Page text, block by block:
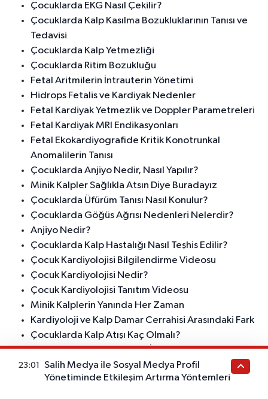
Çocuklarda EKG Nasıl Çekilir?
Çocuklarda Kalp Kasılma Bozukluklarının Tanısı ve
Tedavisi
Çocuklarda Kalp Yetmezliği
Çocuklarda Ritim Bozukluğu
Fetal Aritmilerin İntrauterin Yönetimi
Hidrops Fetalis ve Kardiyak Nedenler
Fetal Kardiyak Yetmezlik ve Doppler Parametreleri
Fetal Kardiyak MRI Endikasyonları
Fetal Ekokardiyografide Kritik Konotrunkal
Anomalilerin Tanısı
Çocuklarda Anjiyo Nedir, Nasıl Yapılır?
Minik Kalpler Sağlıkla Atsın Diye Buradayız
Çocuklarda Üfürüm Tanısı Nasıl Konulur?
Çocuklarda Göğüs Ağrısı Nedenleri Nelerdir?
Anjiyo Nedir?
Çocuklarda Kalp Hastalığı Nasıl Teşhis Edilir?
Çocuk Kardiyolojisi Bilgilendirme Videosu
Çocuk Kardiyolojisi Nedir?
Çocuk Kardiyolojisi Tanıtım Videosu
Minik Kalplerin Yanında Her Zaman
Kardiyoloji ve Kalp Damar Cerrahisi Arasındaki Fark
Çocuklarda Kalp Atışı Kaç Olmalı?
Sağlıkla Atan Minik Kalpler İçin Buradayız
Aort Koarktasyonu Tedavisinde Stent Açma
Sağlıkla Atan Minik Kalpler İçin Buradayız
23:01
Salih Medya ile Sosyal Medya Profil
Yönetiminde Etkileşim Artırma Yöntemleri